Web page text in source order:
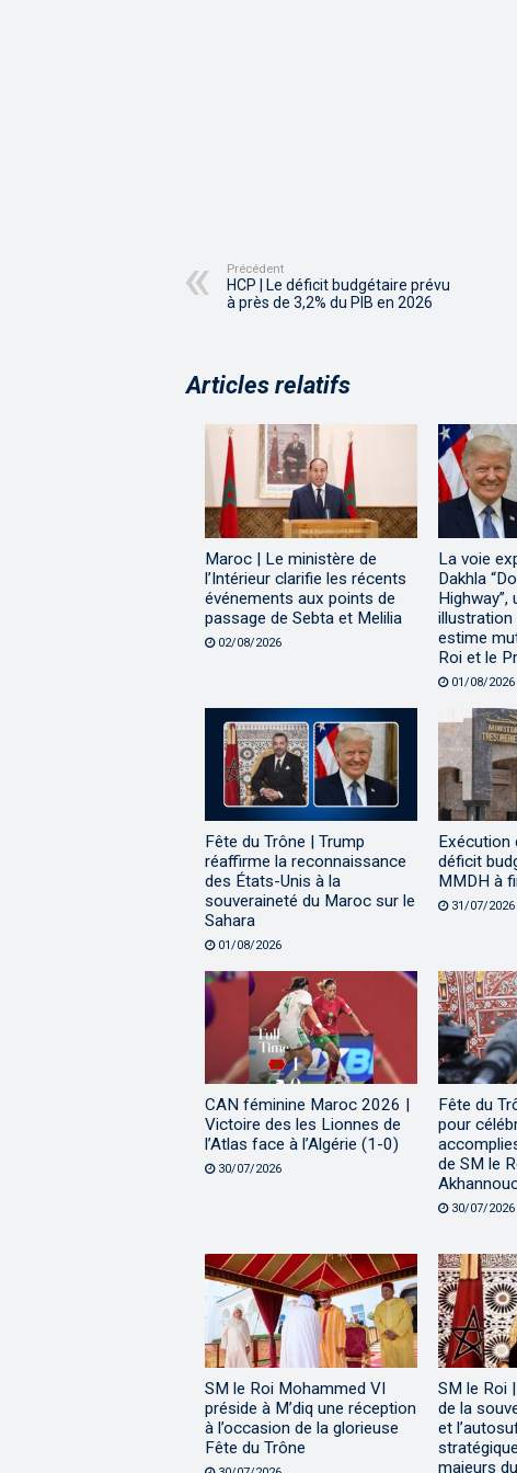
Précédent
HCP | Le déficit budgétaire prévu
à près de 3,2% du PIB en 2026
Articles relatifs
Maroc | Le ministère de
l’Intérieur clarifie les récents
événements aux points de
passage de Sebta et Melilia
02/08/2026
La voie
Dakhla
Highway”,
illustration
estime
Roi et le
01/08/2026
Fête du Trône | Trump
réaffirme la reconnaissance
des États-Unis à la
souveraineté du Maroc sur le
Sahara
01/08/2026
Exécution
déficit
MMDH à
31/07/2026
CAN féminine Maroc 2026 |
Victoire des les Lionnes de
l’Atlas face à l’Algérie (1-0)
30/07/2026
Fête du
pour
de SM le
30/07/2026
SM le Roi Mohammed VI
préside à M’diq une réception
à l’occasion de la glorieuse
Fête du Trône
SM le Roi
de la
et
majeurs